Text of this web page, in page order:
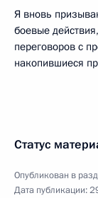
Я вновь
боевые
переговоров с
накопившиеся
Статус
Опубликован в
Дата публикации: